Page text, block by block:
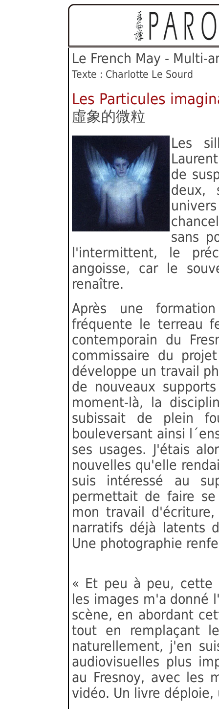
Le French May - Multi-
Texte : Charlotte Le Sourd
Les Particules
虛象的微粒
Les
de
deux,
sans
l'intermittent, le
angoisse, car le
renaître.
Après une
fréquente le terreau
contemporain du
commissaire du
développe un travail
de nouveaux
moment-là, la
subissait de plein
bouleversant ainsi
ses usages. J'étais
nouvelles qu'elle
suis intéressé au
permettait de faire
mon travail
narratifs déjà latents
Une photographie
« Et peu à peu, cette
les images m'a donné
scène, en abordant
tout en remplaçant
naturellement, j'en
audiovisuelles plus
au Fresnoy, avec les
vidéo. Un livre